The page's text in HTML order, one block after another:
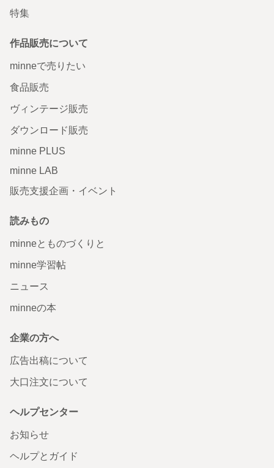
特集
作品販売について
minneで売りたい
食品販売
ヴィンテージ販売
ダウンロード販売
minne PLUS
minne LAB
販売支援企画・イベント
読みもの
minneとものづくりと
minne学習帖
ニュース
minneの本
企業の方へ
広告出稿について
大口注文について
ヘルプセンター
お知らせ
ヘルプとガイド